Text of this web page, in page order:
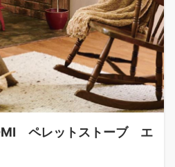
ペレットストーブ エ